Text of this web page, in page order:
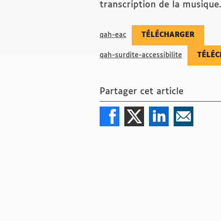
transcription de la musique.
qah-eac TÉLÉCHARGER
qah-surdite-accessibilite
Partager cet article